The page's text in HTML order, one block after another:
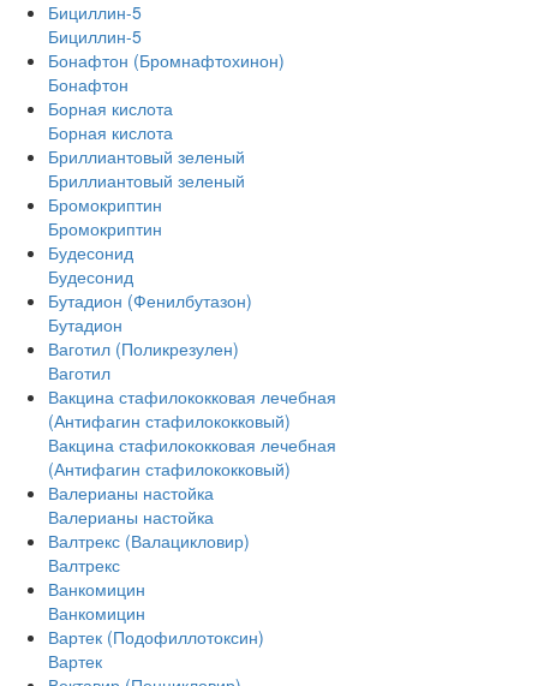
Бициллин-5
Бициллин-5
Бонафтон (Бромнафтохинон)
Бонафтон
Борная кислота
Борная кислота
Бриллиантовый зеленый
Бриллиантовый зеленый
Бромокриптин
Бромокриптин
Будесонид
Будесонид
Бутадион (Фенилбутазон)
Бутадион
Ваготил (Поликрезулен)
Ваготил
Вакцина стафилококковая лечебная
(Антифагин стафилококковый)
Вакцина стафилококковая лечебная
(Антифагин стафилококковый)
Валерианы настойка
Валерианы настойка
Валтрекс (Валацикловир)
Валтрекс
Ванкомицин
Ванкомицин
Вартек (Подофиллотоксин)
Вартек